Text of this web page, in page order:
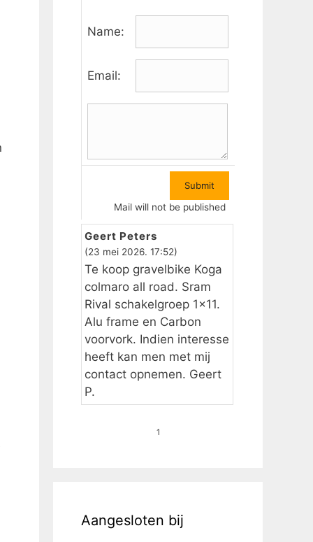
Name:
Email:
Mail will not be published
Geert Peters
(23 mei 2026. 17:52)
Te koop gravelbike Koga
colmaro all road. Sram
Rival schakelgroep 1×11.
Alu frame en Carbon
voorvork. Indien interesse
heeft kan men met mij
contact opnemen. Geert
P.
1
Aangesloten bij